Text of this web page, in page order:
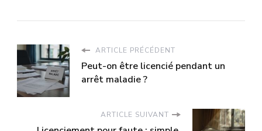
ARTICLE PRÉCÉDENT
Peut-on être licencié pendant un
arrêt maladie ?
ARTICLE SUIVANT